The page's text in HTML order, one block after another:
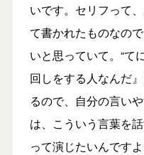
いです。セリフって
て書かれたものなの
いと思っていて。“て
回しをする人なんだ
るので、自分の言い
は、こういう言葉を
って演じたいんです